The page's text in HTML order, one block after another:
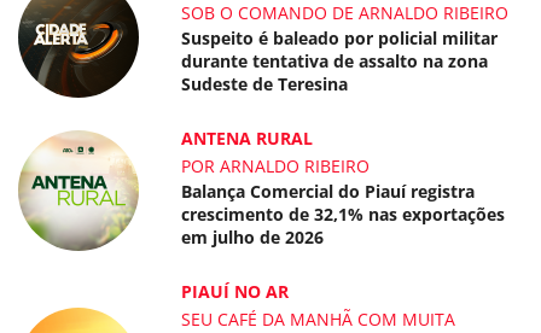
SOB O COMANDO DE ARNALDO RIBEIRO
Suspeito é baleado por policial militar
durante tentativa de assalto na zona
Sudeste de Teresina
ANTENA RURAL
POR ARNALDO RIBEIRO
Balança Comercial do Piauí registra
crescimento de 32,1% nas exportações
em julho de 2026
PIAUÍ NO AR
SEU CAFÉ DA MANHÃ COM MUITA